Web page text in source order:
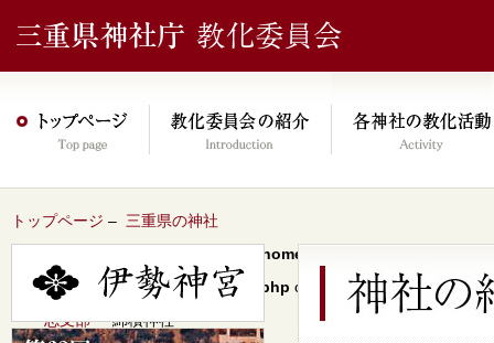
トップページ – 三重県の神社
/home/xs046278/mie-
content/themes/jinja2022/header.php on line
64
–一志支部– 綿積神社